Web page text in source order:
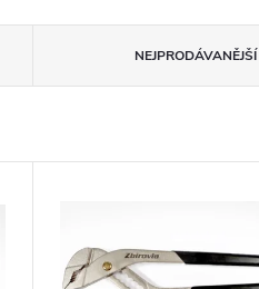
NEJPRODÁVANĚJŠÍ